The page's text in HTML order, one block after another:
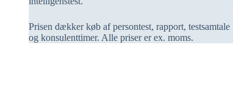
Prisen dækker køb af persontest, rapport, testsamtale
og konsulenttimer. Alle priser er ex. moms.